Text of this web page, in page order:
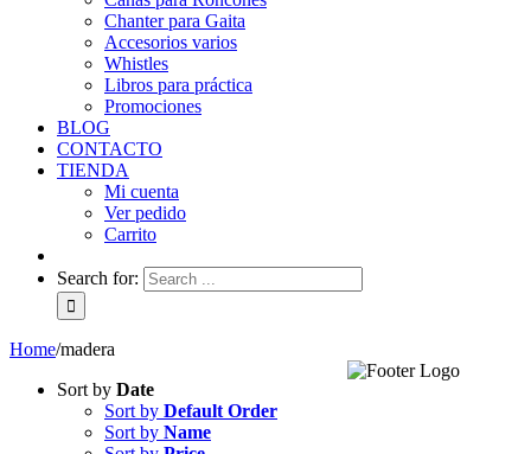
Chanter para Gaita
Accesorios varios
Whistles
Libros para práctica
Promociones
BLOG
CONTACTO
TIENDA
Mi cuenta
Ver pedido
Carrito
Search for:
Home/madera
Sort by Date
Sort by Default Order
Sort by Name